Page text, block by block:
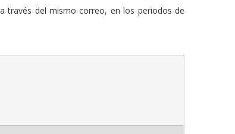
través del mismo correo, en los periodos de